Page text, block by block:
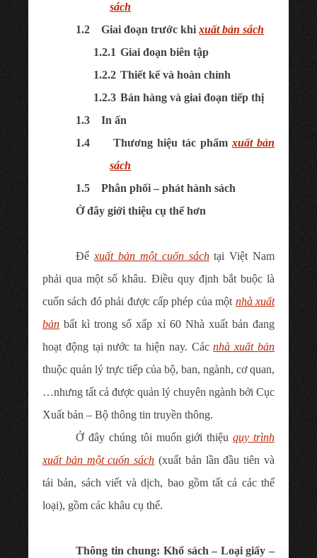
sách
1.2
Giai đoạn trước khixuất bản sách
1.2.1 Giai đoạn biên tập
1.2.2 Thiết kế và hoàn chỉnh
1.2.3 Bán hàng và giai đoạn tiếp thị
1.3
In ấn
1.4
Thương hiệu tác phẩmxuất bản
sách
1.5
Phân phối – phát hành sách
Ở đây giới thiệu cụ thể hơn
Đểxuất bản một cuốn sáchtại Việt Nam
phải qua một số khâu. Điều quy định bắt buộc là
cuốn sách đó phải được cấp phép của một nhà xuất
bản bất kì trong số xấp xỉ 60 Nhà xuất bản đang
hoạt động tại nước ta hiện nay. Cácnhà xuất bản
thuộc quản lý trực tiếp của bộ, ban, ngành, cơ quan,
…nhưng tất cả được quản lý chuyên ngành bởi Cục
Xuất bản – Bộ thông tin truyền thông.
Ở đây chúng tôi muốn giới thiệuquy trình
xuất bản một cuốn sách (xuất bản lần đầu tiên và
tái bản, sách viết và dịch, bao gồm tất cả các thể
loại), gồm các khâu cụ thể.
Thông tin chung: Khổ sách – Loại giấy –